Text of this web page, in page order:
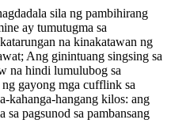
sila ng pambihirang
ay tumutugma sa
na kinakatawan ng
Ang ginintuang singsing sa
na hindi lumulubog sa
gayong mga cufflink sa
kahanga-hangang kilos: ang
sa pagsunod sa pambansang